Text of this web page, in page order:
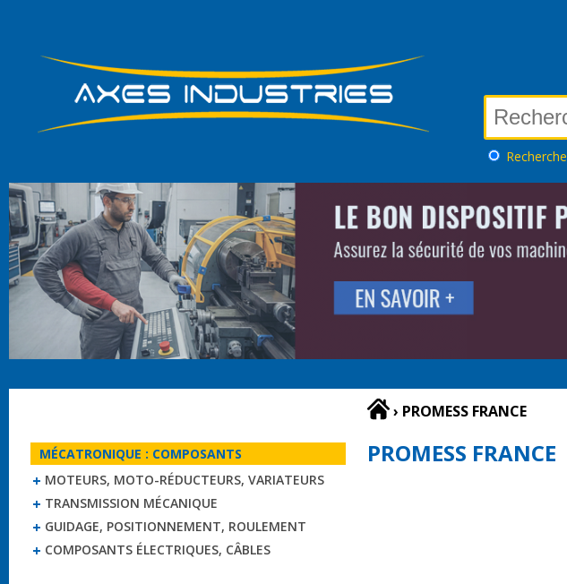
Recherche
MÉCATRONIQUE : COMPOSANTS
MOTEURS, MOTO-RÉDUCTEURS, VARIATEURS
TRANSMISSION MÉCANIQUE
GUIDAGE, POSITIONNEMENT, ROULEMENT
COMPOSANTS ÉLECTRIQUES, CÂBLES
› PROMESS FRANCE
PROMESS FRANCE